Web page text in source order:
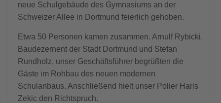
neue Schulgebäude des Gymnasiums an der
Schweizer Allee in Dortmund feierlich gehoben.
Etwa 50 Personen kamen zusammen. Arnulf Rybicki,
Baudezernent der Stadt Dortmund und Stefan
Rundholz, unser Geschäftsführer begrüßten die
Gäste im Rohbau des neuen modernen
Schulanbaus. Anschließend hielt unser Polier Haris
Zekic den Richtspruch.